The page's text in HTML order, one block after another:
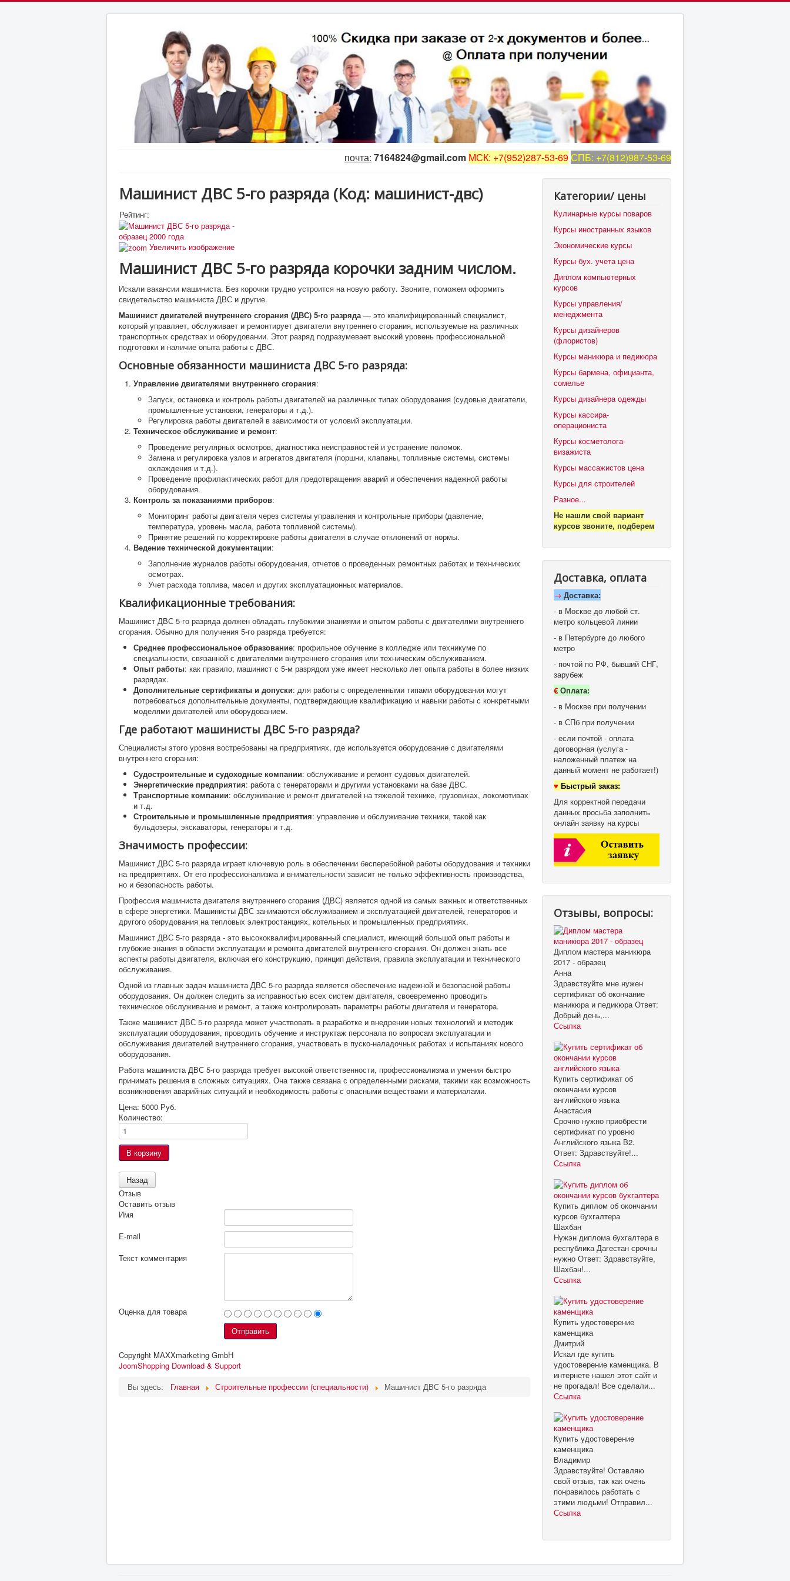
почта: 7164824@gmail.com МСК: +7(952)287-53-69СПБ: +7(812)987-53-69
Машинист ДВС 5-го разряда (Код: машинист-двс)
Рейтинг:
Увеличить изображение
Машинист ДВС 5-го разряда корочки задним числом.
Искали вакансии машиниста. Без корочки трудно устроится на новую работу. Звоните, поможем оформить
свидетельство машиниста ДВС и другие.
Машинист двигателей внутреннего сгорания (ДВС) 5-го разряда— это квалифицированный специалист,
который управляет, обслуживает и ремонтирует двигатели внутреннего сгорания, используемые на различных
транспортных средствах и оборудовании. Этот разряд подразумевает высокий уровень профессиональной
подготовки и наличие опыта работы с ДВС.
Основные обязанности машиниста ДВС 5-го разряда:
Управление двигателями внутреннего сгорания:
Запуск, остановка и контроль работы двигателей на различных типах оборудования (судовые двигатели,
промышленные установки, генераторы и т.д.).
Регулировка работы двигателей в зависимости от условий эксплуатации.
Техническое обслуживание и ремонт:
Проведение регулярных осмотров, диагностика неисправностей и устранение поломок.
Замена и регулировка узлов и агрегатов двигателя (поршни, клапаны, топливные системы, системы
охлаждения и т.д.).
Проведение профилактических работ для предотвращения аварий и обеспечения надежной работы
оборудования.
Контроль за показаниями приборов:
Мониторинг работы двигателя через системы управления и контрольные приборы (давление,
температура, уровень масла, работа топливной системы).
Принятие решений по корректировке работы двигателя в случае отклонений от нормы.
Ведение технической документации:
Заполнение журналов работы оборудования, отчетов о проведенных ремонтных работах и технических
осмотрах.
Учет расхода топлива, масел и других эксплуатационных материалов.
Квалификационные требования:
Машинист ДВС 5-го разряда должен обладать глубокими знаниями и опытом работы с двигателями внутреннего
сгорания. Обычно для получения 5-го разряда требуется:
Среднее профессиональное образование: профильное обучение в колледже или техникуме по
специальности, связанной с двигателями внутреннего сгорания или техническим обслуживанием.
Опыт работы: как правило, машинист с 5-м разрядом уже имеет несколько лет опыта работы в более низких
разрядах.
Дополнительные сертификаты и допуски: для работы с определенными типами оборудования могут
потребоваться дополнительные документы, подтверждающие квалификацию и навыки работы с конкретными
моделями двигателей или оборудованием.
Где работают машинисты ДВС 5-го разряда?
Специалисты этого уровня востребованы на предприятиях, где используется оборудование с двигателями
внутреннего сгорания:
Судостроительные и судоходные компании: обслуживание и ремонт судовых двигателей.
Энергетические предприятия: работа с генераторами и другими установками на базе ДВС.
Транспортные компании: обслуживание и ремонт двигателей на тяжелой технике, грузовиках, локомотивах
и т.д.
Строительные и промышленные предприятия: управление и обслуживание техники, такой как
бульдозеры, экскаваторы, генераторы и т.д.
Значимость профессии:
Машинист ДВС 5-го разряда играет ключевую роль в обеспечении бесперебойной работы оборудования и техники
на предприятиях. От его профессионализма и внимательности зависит не только эффективность производства,
но и безопасность работы.
Профессия машиниста двигателя внутреннего сгорания (ДВС) является одной из самых важных и ответственных
в сфере энергетики. Машинисты ДВС занимаются обслуживанием и эксплуатацией двигателей, генераторов и
другого оборудования на тепловых электростанциях, котельных и промышленных предприятиях.
Машинист ДВС 5-го разряда - это высококвалифицированный специалист, имеющий большой опыт работы и
глубокие знания в области эксплуатации и ремонта двигателей внутреннего сгорания. Он должен знать все
аспекты работы двигателя, включая его конструкцию, принцип действия, правила эксплуатации и технического
обслуживания.
Одной из главных задач машиниста ДВС 5-го разряда является обеспечение надежной и безопасной работы
оборудования. Он должен следить за исправностью всех систем двигателя, своевременно проводить
техническое обслуживание и ремонт, а также контролировать параметры работы двигателя и генератора.
Также машинист ДВС 5-го разряда может участвовать в разработке и внедрении новых технологий и методик
эксплуатации оборудования, проводить обучение и инструктаж персонала по вопросам эксплуатации и
обслуживания двигателей внутреннего сгорания, участвовать в пуско-наладочных работах и испытаниях нового
оборудования.
Работа машиниста ДВС 5-го разряда требует высокой ответственности, профессионализма и умения быстро
принимать решения в сложных ситуациях. Она также связана с определенными рисками, такими как возможность
возникновения аварийных ситуаций и необходимость работы с опасными веществами и материалами.
Цена: 5000 Руб.
Количество:
Отзыв
Оставить отзыв
Имя
E-mail
Текст комментария
Оценка для товара
Copyright MAXXmarketing GmbH
JoomShopping Download & Support
Вы здесь:
Главная Строительные профессии (специальности) Машинист ДВС 5-го разряда
Категории/ цены
Кулинарные курсы поваров
Курсы иностранных языков
Экономические курсы
Курсы бух. учета цена
Диплом компьютерных
курсов
Курсы управления/
менеджмента
Курсы дизайнеров
(флористов)
Курсы маникюра и педикюра
Курсы бармена, официанта,
сомелье
Курсы дизайнера одежды
Курсы кассира-
операциониста
Курсы косметолога-
визажиста
Курсы массажистов цена
Курсы для строителей
Разное...
Не нашли свой вариант
курсов звоните, подберем
Доставка, оплата
→ Доставка:
- в Москве до любой ст.
метро кольцевой линии
- в Петербурге до любого
метро
- почтой по РФ, бывший СНГ,
зарубеж
€Оплата:
- в Москве при получении
- в СПб при получении
- если почтой - оплата
договорная (услуга -
наложенный платеж на
данный момент не работает!)
♥ Быстрый заказ:
Для корректной передачи
данных просьба заполнить
онлайн заявку на курсы
Отзывы, вопросы:
Диплом мастера маникюра
2017 - образец
Анна
Здравствуйте мне нужен
сертификат об окончание
маникюра и педикюра Ответ:
Добрый день,...
Ссылка
Купить сертификат об
окончании курсов
английского языка
Анастасия
Срочно нужно приобрести
сертификат по уровню
Английского языка B2.
Ответ: Здравствуйте!...
Ссылка
Купить диплом об окончании
курсов бухгалтера
Шахбан
Нужэн диплома бухгалтера в
республика Дагестан срочны
нужно Ответ: Здравствуйте,
Шахбан!...
Ссылка
Купить удостоверение
каменщика
Дмитрий
Искал где купить
удостоверение каменщика. В
интернете нашел этот сайт и
не прогадал! Все сделали...
Ссылка
Купить удостоверение
каменщика
Владимир
Здравствуйте! Оставляю
свой отзыв, так как очень
понравилось работать с
этими людьми! Отправил...
Ссылка